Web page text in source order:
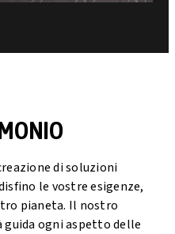
di soluzioni
le vostre esigenze,
pianeta. Il nostro
ogni aspetto delle